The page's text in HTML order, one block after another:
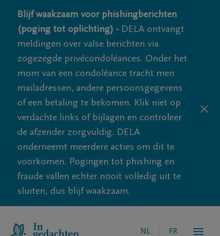
Blijf waakzaam voor phishingberichten
(poging tot oplichting) - DELA ontvangt
meldingen over valse berichten via
zogezegde privécondoléances. Onder het
mom van een condoléance tracht men
mailadressen, andere persoonsgegevens
of een betaling te bekomen. Klik niet op
verdachte links of bijlagen en controleer
de afzender zorgvuldig. DELA
onderneemt meerdere acties om dit te
voorkomen. Pogingen tot phishing en
fraude vallen echter nooit volledig uit te
sluiten, dus blijf waakzaam.
NL FR